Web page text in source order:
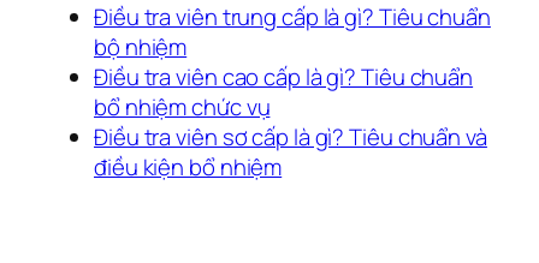
Điều tra viên trung cấp là gì? Tiêu chuẩn
bộ nhiệm
Điều tra viên cao cấp là gì? Tiêu chuẩn
bổ nhiệm chức vụ
Điều tra viên sơ cấp là gì? Tiêu chuẩn và
điều kiện bổ nhiệm